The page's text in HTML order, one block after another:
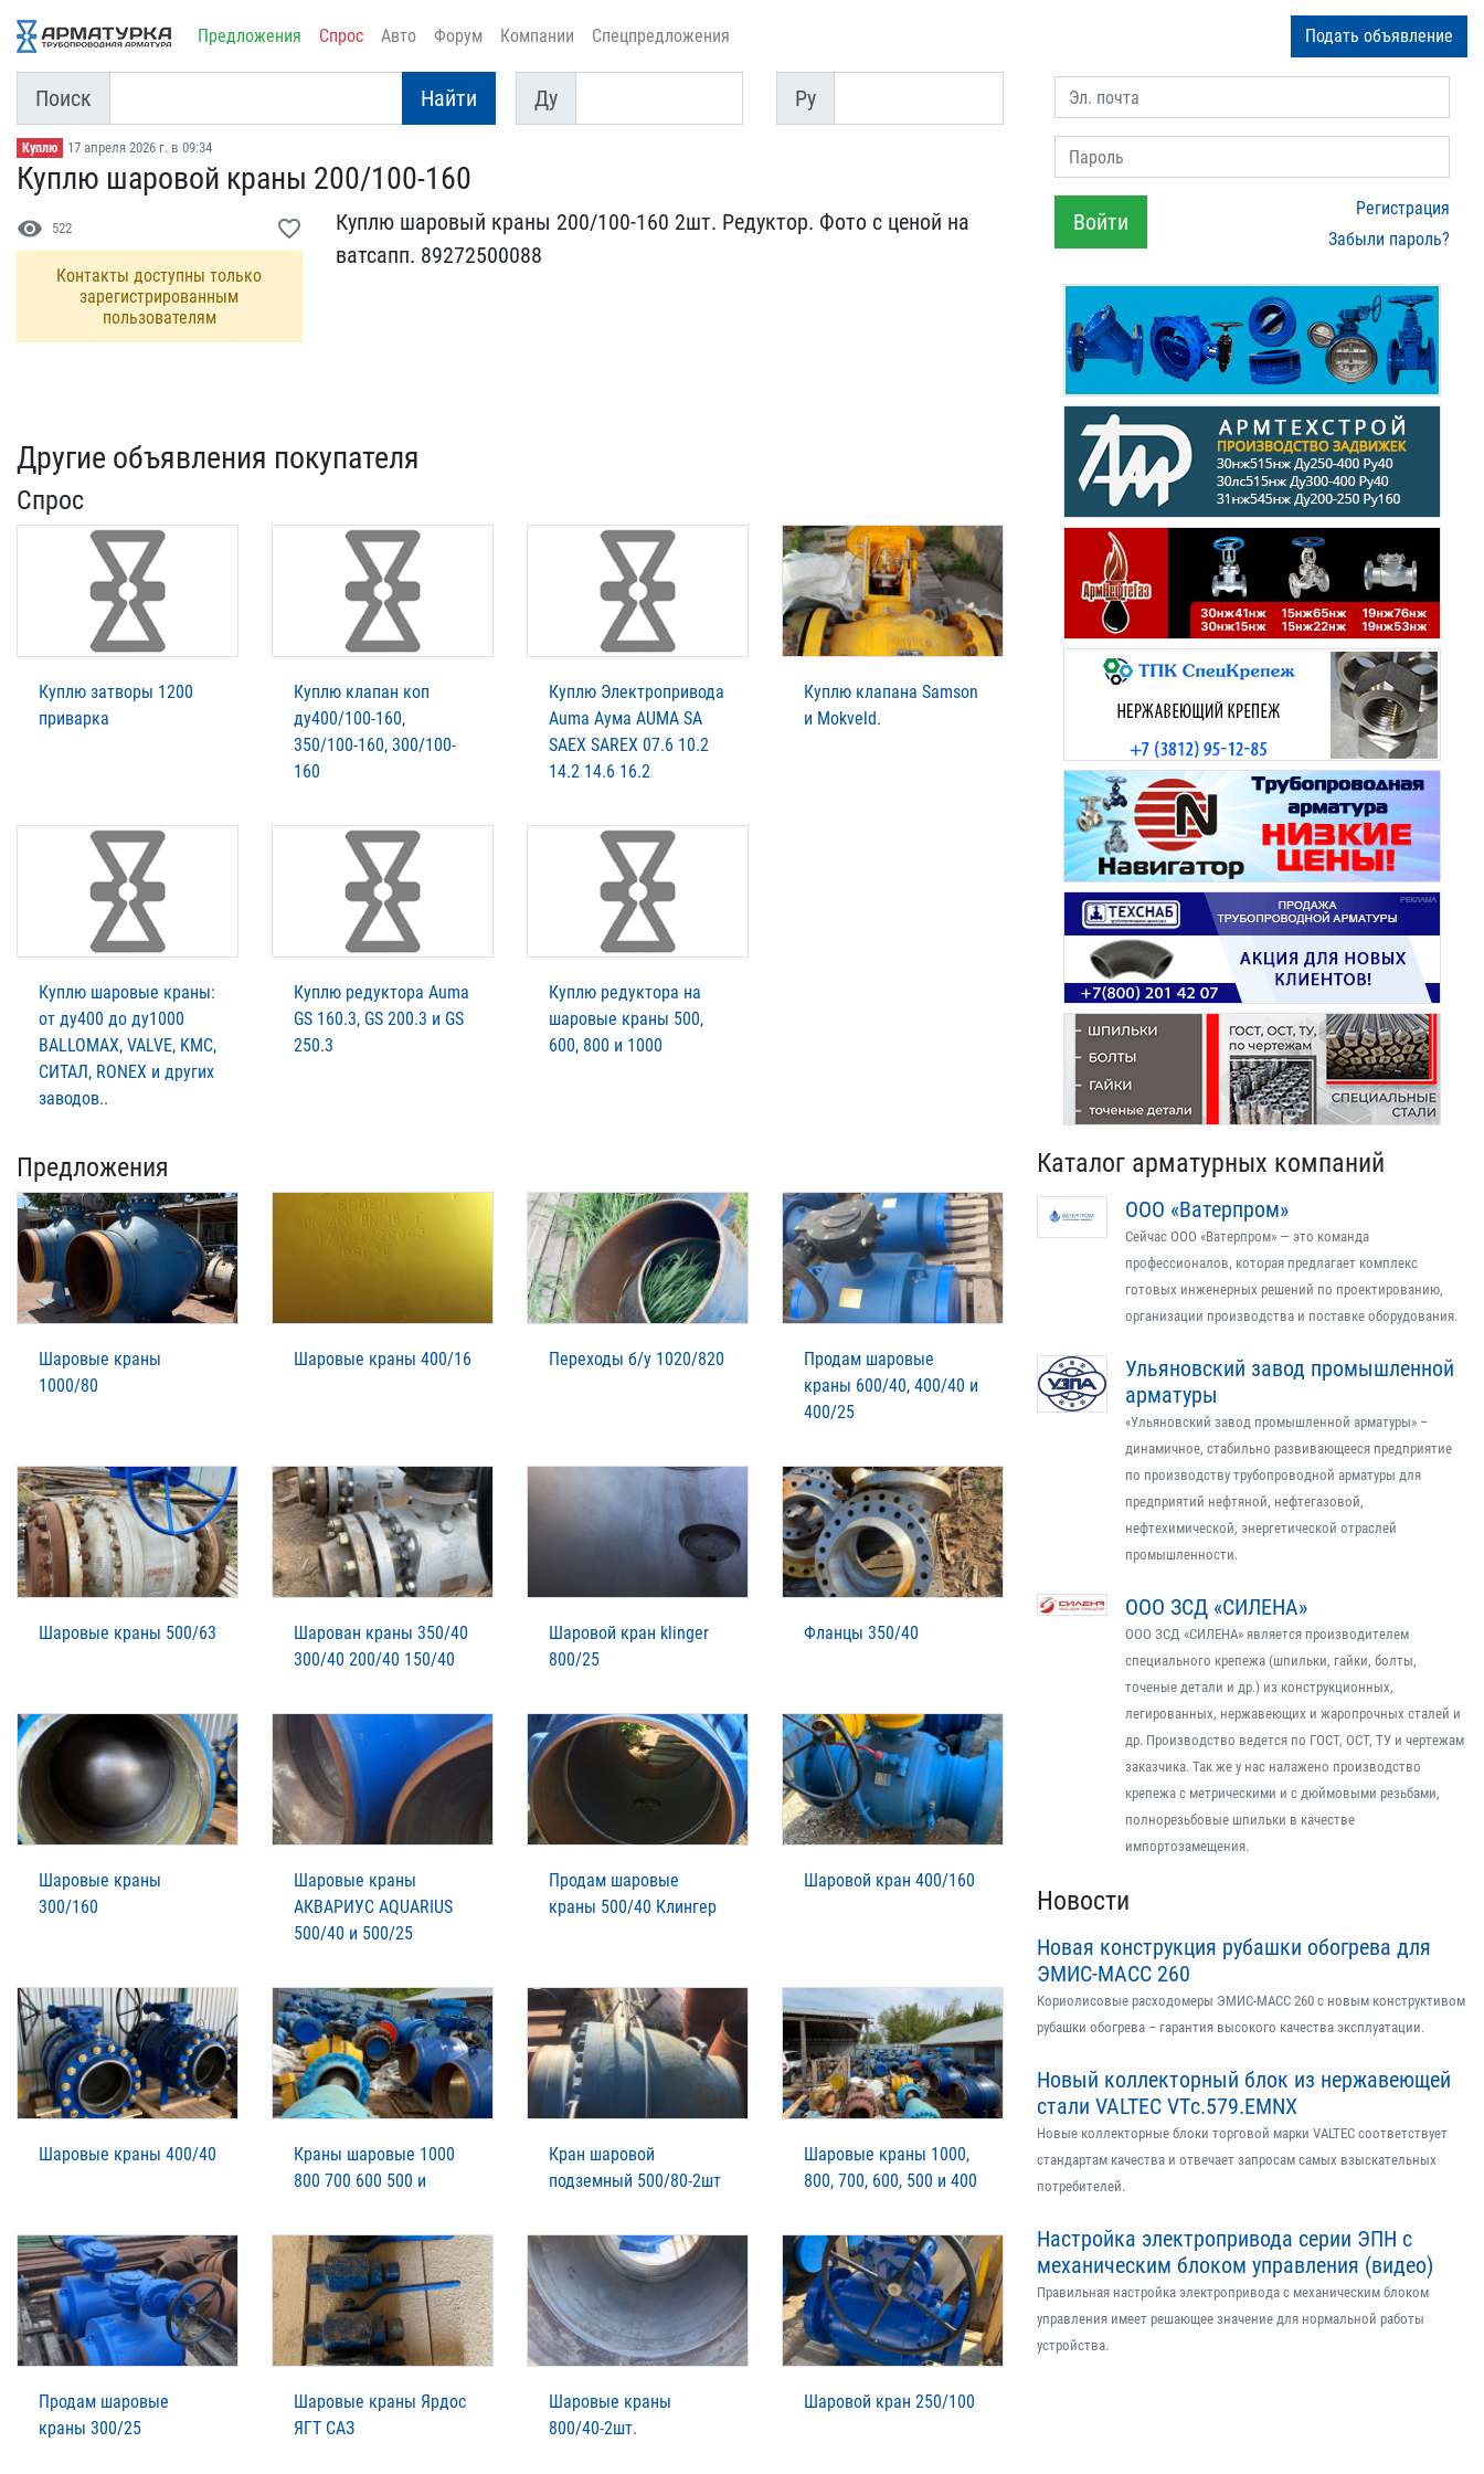
Предложения Спрос Авто Форум Компании Спецпредложения Подать объявление
Поиск Найти
Ду
Ду
Py
Py
Куплю 17 апреля 2026 г. в 09:34
Куплю шаровой краны 200/​100-160
visibility 522 favorite_border
Контакты доступны только
зарегистрированным
пользователям
Куплю шаровый краны 200/​100-160 2шт. Редуктор. Ф​ото с ценой на
ватсапп. ​89272500088
Другие объявления покупателя
Спрос
Куплю затворы 1200
приварка
Куплю клапан коп
ду400/100-160,
350/100-160, 300/100-
160
Куплю Электропривода
Auma Аума AUMA SA
SAEX SAREX 07.6 10.2
14.2 14.6 16.2
Куплю клапана Samson
и Mokveld.
Куплю шаровые краны:
от ду400 до ду1000
BALLOMAX, VALVE, KMC,
СИТАЛ, RONEX и других
заводов..
Куплю редуктора Auma
GS 160.3, GS 200.3 и GS
250.3
Куплю редуктора на
шаровые краны 500,
600, 800 и 1000
Предложения
Шаровые краны
1000/80
Шаровые краны 400/16 Переходы б/у 1020/820
Продам шаровые
краны 600/40, 400/40 и
400/25
Шаровые краны 500/63
Шарован краны 350/40
300/40 200/40 150/40
Шаровой кран klinger
800/25
Фланцы 350/40
Шаровые краны
300/160
Шаровые краны
АКВАРИУС AQUARIUS
500/40 и 500/25
Продам шаровые
краны 500/40 Клингер
Шаровой кран 400/160
Шаровые краны 400/40
Краны шаровые 1000
800 700 600 500 и
Кран шаровой
подземный 500/80-2шт
Шаровые краны 1000,
800, 700, 600, 500 и 400
Продам шаровые
краны 300/25
Шаровые краны Ярдос
ЯГТ САЗ
Шаровые краны
800/40-2шт.
Шаровой кран 250/100
Эл. почта
Пароль
Войти
Регистрация
Забыли пароль?
Каталог арматурных компаний
ООО «Ватерпром»
Сейчас ООО «Ватерпром» — это команда
профессионалов, которая предлагает комплекс
готовых инженерных решений по проектированию,
организации производства и поставке оборудования.
Ульяновский завод промышленной
арматуры
«Ульяновский завод промышленной арматуры» –
динамичное, стабильно развивающееся предприятие
по производству трубопроводной арматуры для
предприятий нефтяной, нефтегазовой,
нефтехимической, энергетической отраслей
промышленности.
ООО ЗСД «СИЛЕНА»
ООО ЗСД «СИЛЕНА» является производителем
специального крепежа (шпильки, гайки, болты,
точеные детали и др.) из конструкционных,
легированных, нержавеющих и жаропрочных сталей и
др. Производство ведется по ГОСТ, ОСТ, ТУ и чертежам
заказчика. Так же у нас налажено производство
крепежа с метрическими и с дюймовыми резьбами,
полнорезьбовые шпильки в качестве
импортозамещения.
Новости
Новая конструкция рубашки обогрева для
ЭМИС-МАСС 260
Кориолисовые расходомеры ЭМИС-МАСС 260 с новым конструктивом
рубашки обогрева – гарантия высокого качества эксплуатации.
Новый коллекторный блок из нержавеющей
стали VALTEC VTс.579.EMNX
Новые коллекторные блоки торговой марки VALTEC соответствует
стандартам качества и отвечает запросам самых взыскательных
потребителей.
Настройка электропривода серии ЭПН с
механическим блоком управления (видео)
Правильная настройка электропривода с механическим блоком
управления имеет решающее значение для нормальной работы
устройства.